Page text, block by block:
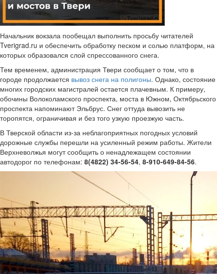
Начальник вокзала пообещал выполнить просьбу читателей
Tverigrad.ru и обеспечить обработку песком и солью платформ, на
которых образовался слой спрессованного снега.
Тем временем, администрация Твери сообщает о том, что в
городе продолжается вывоз снега на полигоны. Однако, состояние
многих городских магистралей остается плачевным. К примеру,
обочины Волоколамского проспекта, моста в Южном, Октябрьского
проспекта напоминают Эльбрус. Снег оттуда вывозить не
торопятся, ограничивая и без того узкую проезжую часть.
В Тверской области из-за неблагоприятных погодных условий
дорожные службы перешли на усиленный режим работы. Жители
Верхневолжья могут сообщить о ненадлежащем состоянии
автодорог по телефонам: 8(4822) 34-56-54, 8-910-649-84-56.